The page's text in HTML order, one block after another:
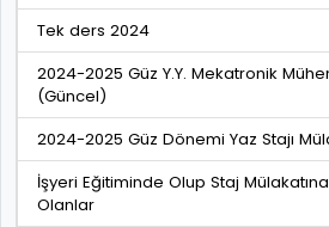
Tek ders 2024
2024-2025 Güz Y.Y. Mekatronik
(Güncel)
2024-2025 Güz Dönemi Yaz Stajı
İşyeri Eğitiminde Olup Staj
Olanlar